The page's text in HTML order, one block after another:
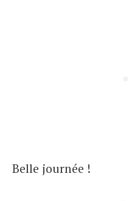
Belle journée !